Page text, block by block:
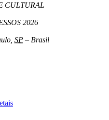
CULTURAL
2026
SP – Brasil